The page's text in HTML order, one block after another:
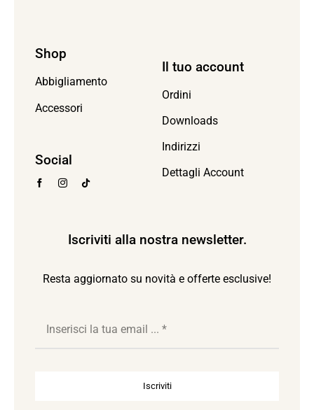
Shop
Abbigliamento
Accessori
Social
Il tuo account
Ordini
Downloads
Indirizzi
Dettagli Account
Iscriviti alla nostra newsletter.
Resta aggiornato su novità e offerte esclusive!
Iscriviti